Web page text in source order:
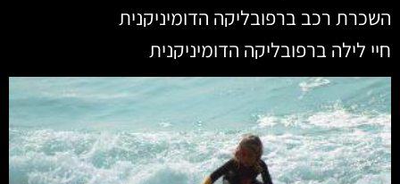
השכרת רכב ברפובליקה הדומיניקנית
חיי לילה ברפובליקה הדומיניקנית